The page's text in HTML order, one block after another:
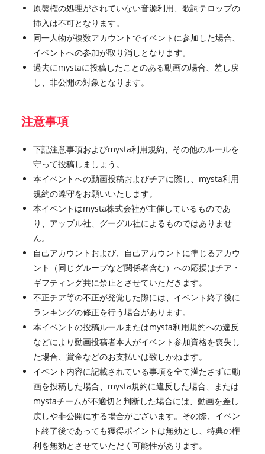
原盤権の処理がされていない音源利用、歌詞テロップの
挿入は不可となります。
同一人物が複数アカウントでイベントに参加した場合、
イベントへの参加が取り消しとなります。
過去にmystaに投稿したことのある動画の場合、差し戻
し、非公開の対象となります。
注意事項
下記注意事項およびmysta利用規約、その他のルールを
守って投稿しましょう。
本イベントへの動画投稿およびチアに際し、mysta利用
規約の遵守をお願いいたします。
本イベントはmysta株式会社が主催しているものであ
り、アップル社、グーグル社によるものではありませ
ん。
自己アカウントおよび、自己アカウントに準じるアカウ
ント（同じグループなど関係者含む）への応援はチア・
ギフティング共に禁止とさせていただきます。
不正チア等の不正が発覚した際には、イベント終了後に
ランキングの修正を行う場合があります。
本イベントの投稿ルールまたはmysta利用規約への違反
などにより動画投稿者本人がイベント参加資格を喪失し
た場合、賞金などのお支払いは致しかねます。
イベント内容に記載されている事項を全て満たさずに動
画を投稿した場合、mysta規約に違反した場合、または
mystaチームが不適切と判断した場合には、動画を差し
戻しや非公開にする場合がございます。その際、イベン
ト終了後であっても獲得ポイントは無効とし、特典の権
利を無効とさせていただく可能性があります。